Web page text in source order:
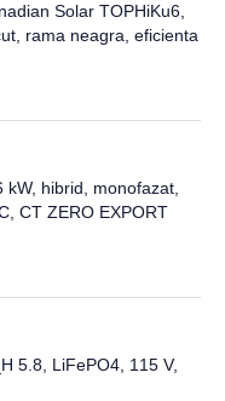
Solar TOPHiKu6,
rama neagra, eficienta
hibrid, monofazat,
CT ZERO EXPORT
V, monofazat, max 80
5.8, LiFePO4, 115 V,